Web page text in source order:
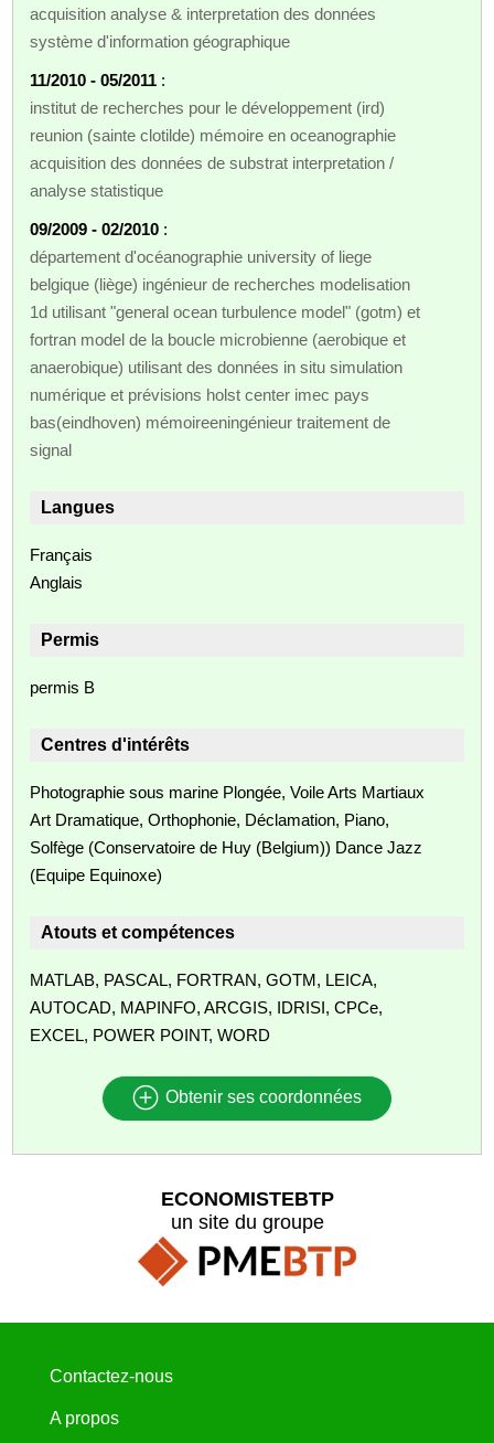
acquisition analyse & interpretation des données
système d'information géographique
11/2010 - 05/2011 :
institut de recherches pour le développement (ird)
reunion (sainte clotilde) mémoire en oceanographie
acquisition des données de substrat interpretation /
analyse statistique
09/2009 - 02/2010 :
département d'océanographie university of liege
belgique (liège) ingénieur de recherches modelisation
1d utilisant "general ocean turbulence model" (gotm) et
fortran model de la boucle microbienne (aerobique et
anaerobique) utilisant des données in situ simulation
numérique et prévisions holst center imec pays
bas(eindhoven) mémoireeningénieur traitement de
signal
Langues
Français
Anglais
Permis
permis B
Centres d'intérêts
Photographie sous marine Plongée, Voile Arts Martiaux
Art Dramatique, Orthophonie, Déclamation, Piano,
Solfège (Conservatoire de Huy (Belgium)) Dance Jazz
(Equipe Equinoxe)
Atouts et compétences
MATLAB, PASCAL, FORTRAN, GOTM, LEICA,
AUTOCAD, MAPINFO, ARCGIS, IDRISI, CPCe,
EXCEL, POWER POINT, WORD
Obtenir ses coordonnées
ECONOMISTEBTP
un site du groupe
Contactez-nous
A propos